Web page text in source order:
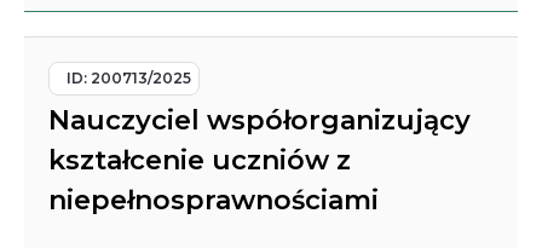
ID: 200713/2025
Nauczyciel współorganizujący
kształcenie uczniów z
niepełnosprawnościami